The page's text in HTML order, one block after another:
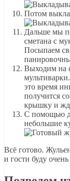
Потом
Дальше мы
сметана с
Посыпаем
Выходим на
это время
получится
крышку и
С помощью
небольшие
Всё готово.
и гости буду